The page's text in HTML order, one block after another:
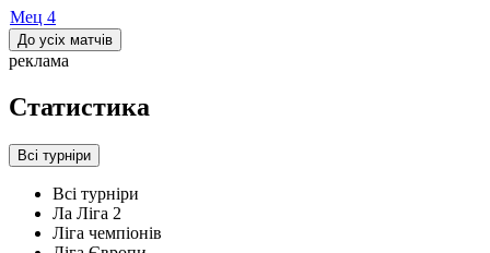
Мец 4
До усіх матчів
реклама
Статистика
Всі турніри
Всі турніри
Ла Ліга 2
Ліга чемпіонів